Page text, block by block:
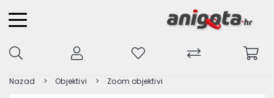
Nazad Objektivi Zoom objektivi